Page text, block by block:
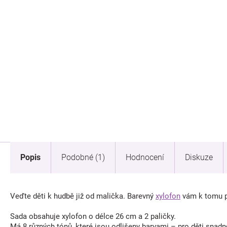
Popis Podobné (1) Hodnocení Diskuze
Veďte děti k hudbě již od malička. Barevný xylofon vám k tomu
Sada obsahuje xylofon o délce 26 cm a 2 paličky.